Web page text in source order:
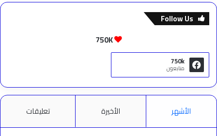
Follow Us
750K
750k
متابعون
الأشهر الأخيرة تعليقات